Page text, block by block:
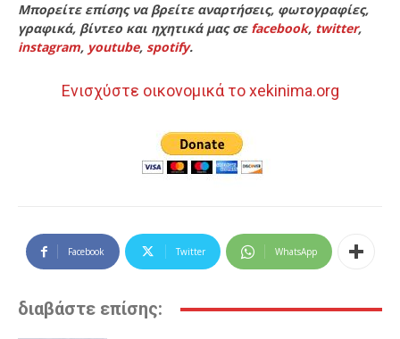
Μπορείτε επίσης να βρείτε αναρτήσεις, φωτογραφίες,
γραφικά, βίντεο και ηχητικά μας σε facebook, twitter,
instagram, youtube, spotify.
Ενισχύστε οικονομικά το xekinima.org
Facebook Twitter WhatsApp
διαβάστε επίσης: